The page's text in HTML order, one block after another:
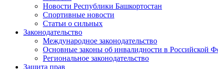
Новости Республики Башкортостан
Спортивные новости
Статьи о сильных
Законодательство
Международное законодательство
Основные законы об инвалидности в Российской
Региональное законодательство
Защита прав